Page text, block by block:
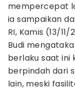
mempercepat
ia sampaikan
RI, Kamis (13/11/
Budi
berlaku saat ini
berpindah dari
lain, meski